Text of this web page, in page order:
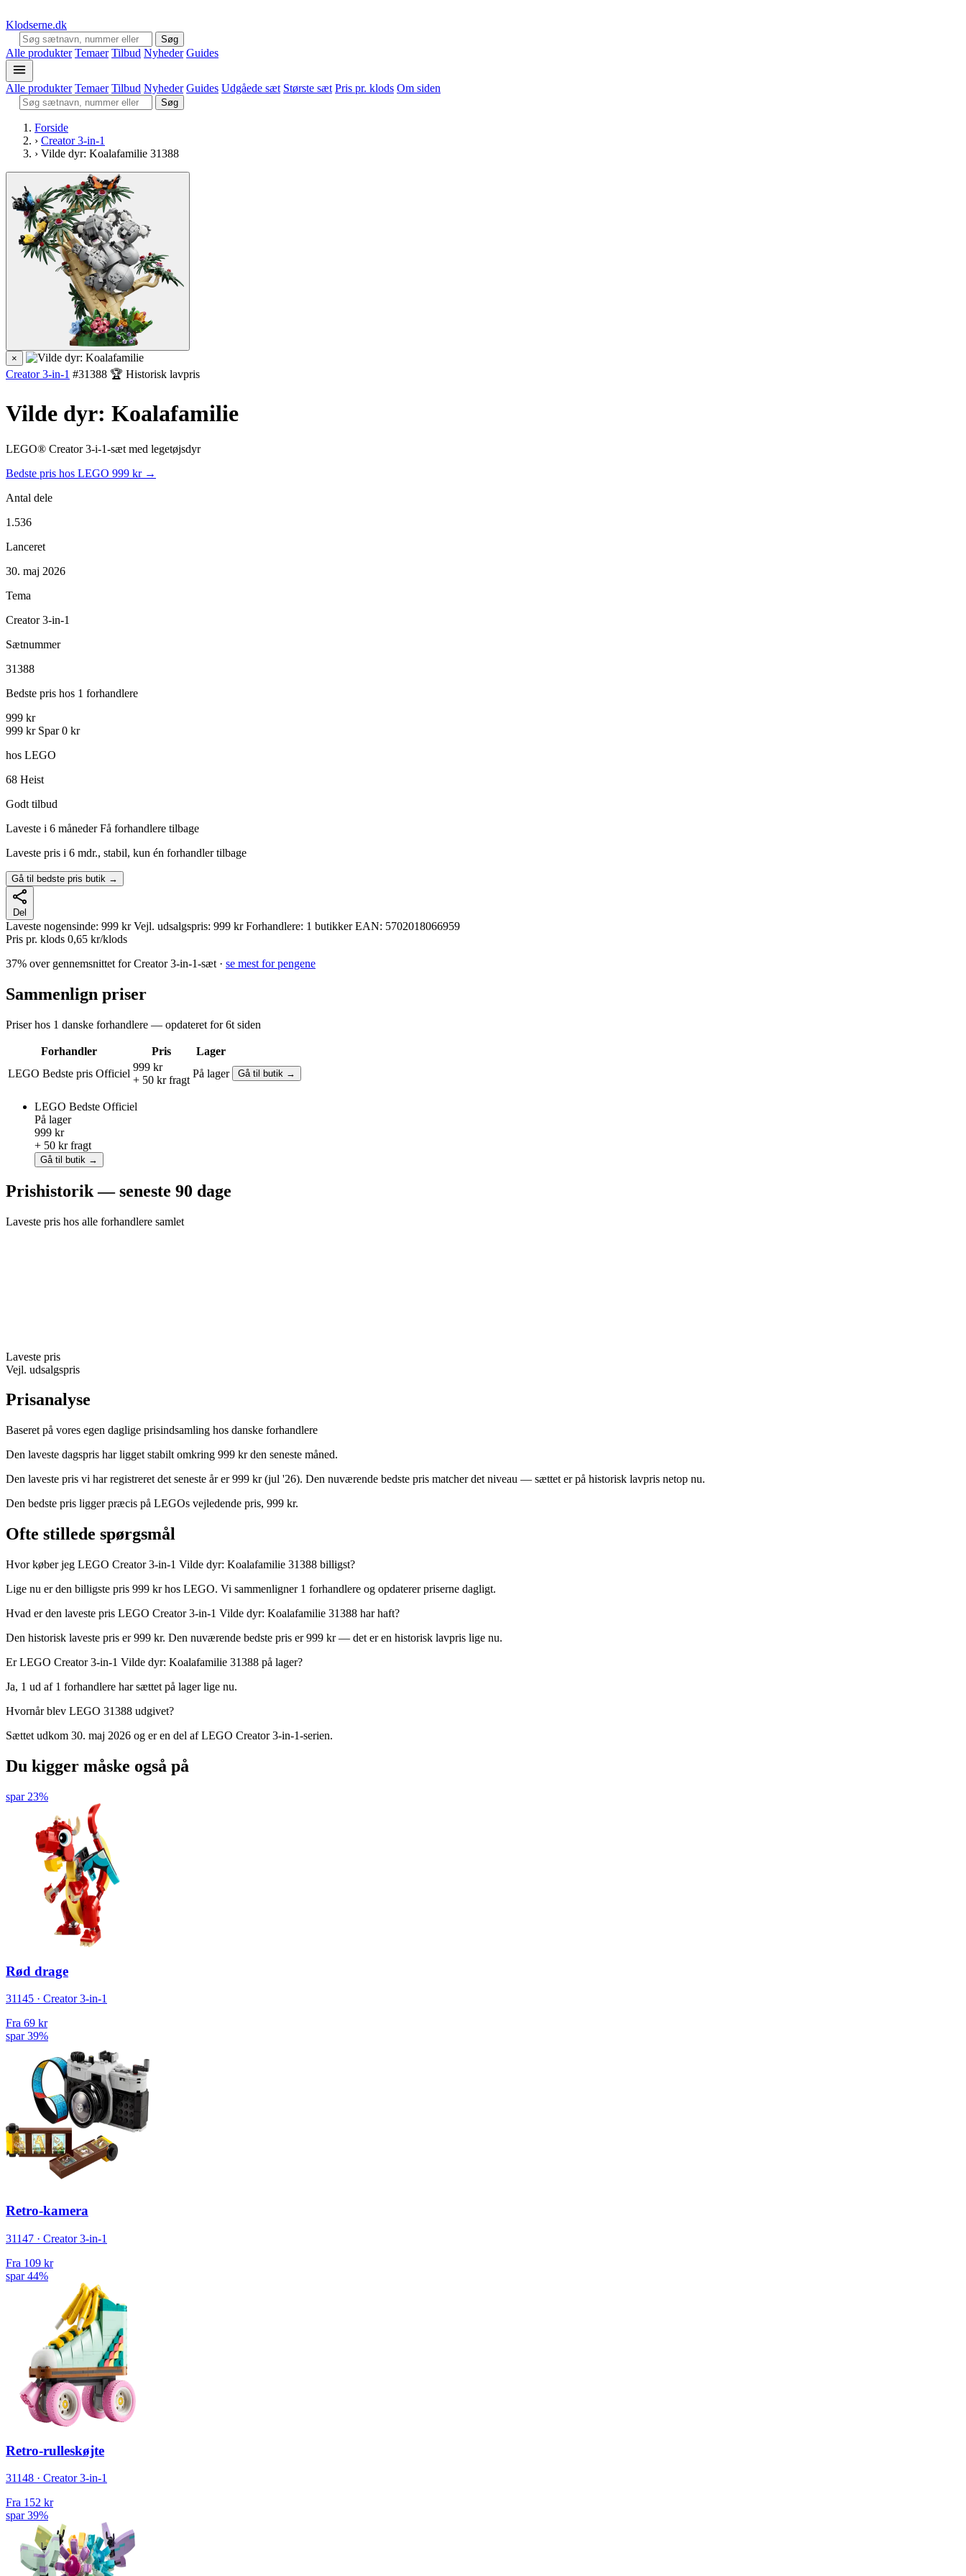
Klodserne.dk
Søg
Alle produkter Temaer Tilbud Nyheder Guides
Alle produkter Temaer Tilbud Nyheder Guides Udgåede sæt Største sæt Pris pr. klods Om siden
Søg
Forside
› Creator 3-in-1
› Vilde dyr: Koalafamilie 31388
×
Creator 3-in-1 #31388 🏆 Historisk lavpris
Vilde dyr: Koalafamilie
LEGO® Creator 3-i-1-sæt med legetøjsdyr
Bedste pris hos LEGO 999 kr →
Antal dele
1.536
Lanceret
30. maj 2026
Tema
Creator 3-in-1
Sætnummer
31388
Bedste pris hos 1 forhandlere
999 kr
999 kr Spar 0 kr
hos LEGO
68 Heist
Godt tilbud
Laveste i 6 måneder Få forhandlere tilbage
Laveste pris i 6 mdr., stabil, kun én forhandler tilbage
Gå til bedste pris butik →
Del
Laveste nogensinde: 999 kr Vejl. udsalgspris: 999 kr Forhandlere: 1 butikker EAN: 5702018066959
Pris pr. klods 0,65 kr/klods
37% over gennemsnittet for Creator 3-in-1-sæt · se mest for pengene
Sammenlign priser
Priser hos 1 danske forhandlere — opdateret for 6t siden
Forhandler Pris
Lager
LEGO Bedste pris Officiel
999 kr
+ 50 kr fragt
På lager Gå til butik →
LEGO Bedste Officiel
På lager
999 kr
+ 50 kr fragt
Gå til butik →
Prishistorik — seneste 90 dage
Laveste pris hos alle forhandlere samlet
Laveste pris
Vejl. udsalgspris
Prisanalyse
Baseret på vores egen daglige prisindsamling hos danske forhandlere
Den laveste dagspris har ligget stabilt omkring 999 kr den seneste måned.
Den laveste pris vi har registreret det seneste år er 999 kr (jul '26). Den nuværende bedste pris matcher det niveau — sættet er på historisk lavpris netop nu.
Den bedste pris ligger præcis på LEGOs vejledende pris, 999 kr.
Ofte stillede spørgsmål
Hvor køber jeg LEGO Creator 3-in-1 Vilde dyr: Koalafamilie 31388 billigst?
Lige nu er den billigste pris 999 kr hos LEGO. Vi sammenligner 1 forhandlere og opdaterer priserne dagligt.
Hvad er den laveste pris LEGO Creator 3-in-1 Vilde dyr: Koalafamilie 31388 har haft?
Den historisk laveste pris er 999 kr. Den nuværende bedste pris er 999 kr — det er en historisk lavpris lige nu.
Er LEGO Creator 3-in-1 Vilde dyr: Koalafamilie 31388 på lager?
Ja, 1 ud af 1 forhandlere har sættet på lager lige nu.
Hvornår blev LEGO 31388 udgivet?
Sættet udkom 30. maj 2026 og er en del af LEGO Creator 3-in-1-serien.
Du kigger måske også på
spar 23%
Rød drage
31145 · Creator 3-in-1
Fra 69 kr
spar 39%
Retro-kamera
31147 · Creator 3-in-1
Fra 109 kr
spar 44%
Retro-rulleskøjte
31148 · Creator 3-in-1
Fra 152 kr
spar 39%